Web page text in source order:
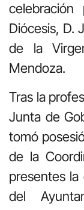
Diócesis, D.
de la
Mendoza.
Tras la
Junta de
tomó
de la
presentes la
del